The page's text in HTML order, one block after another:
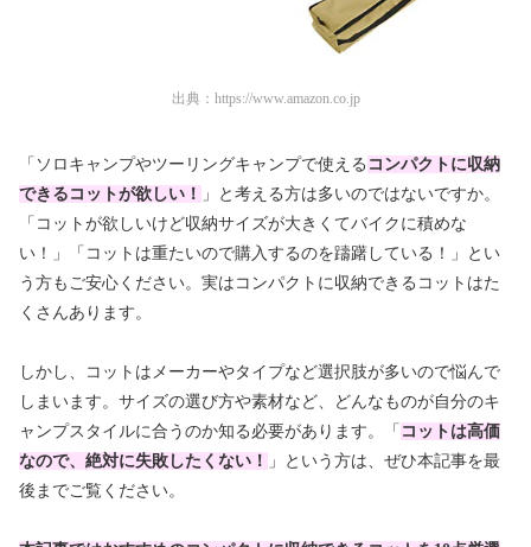
出典： https://www.amazon.co.jp
「ソロキャンプやツーリングキャンプで使える コンパクトに収納
できるコットが欲しい！
」と考える方は多いのではないですか。
「コットが欲しいけど収納サイズが大きくてバイクに積めな
い！」「コットは重たいので購入するのを躊躇している！」とい
う方もご安心ください。実はコンパクトに収納できるコットはた
くさんあります。
しかし、コットはメーカーやタイプなど選択肢が多いので悩んで
しまいます。サイズの選び方や素材など、どんなものが自分のキ
ャンプスタイルに合うのか知る必要があります。「 コットは高価
なので、絶対に失敗したくない！
」という方は、ぜひ本記事を最
後までご覧ください。